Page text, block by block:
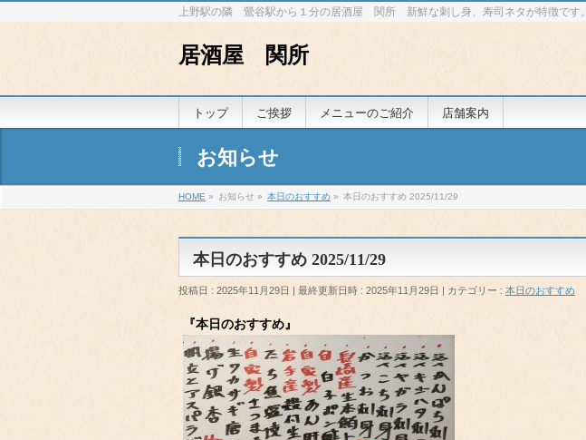
上野駅の隣 鶯谷駅から１分の居酒屋 関所 新鮮な刺し身、寿司ネタが特徴です。
居酒屋 関所
トップ ご挨拶 メニューのご紹介 店舗案内
お知らせ
HOME » お知らせ » 本日のおすすめ » 本日のおすすめ 2025/11/29
本日のおすすめ 2025/11/29
投稿日 : 2025年11月29日 最終更新日時 : 2025年11月29日 カテゴリー : 本日のおすすめ
『本日のおすすめ』